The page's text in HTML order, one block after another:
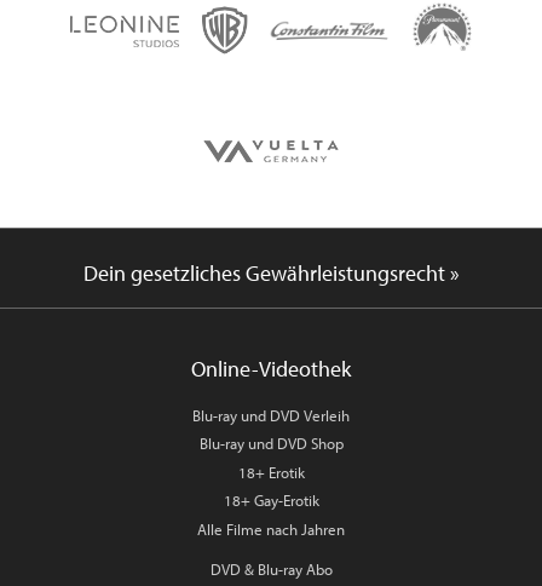
Dein gesetzliches Gewährleistungsrecht »
Online-Videothek
Blu-ray und DVD Verleih
Blu-ray und DVD Shop
18+ Erotik
18+ Gay-Erotik
Alle Filme nach Jahren
DVD & Blu-ray Abo